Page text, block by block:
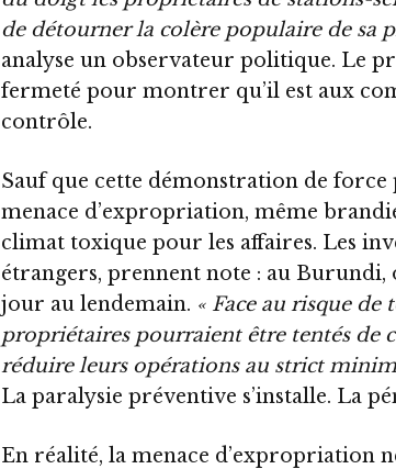
de détourner la colère populaire de sa
analyse un observateur politique. Le
fermeté pour montrer qu’il est aux
contrôle.
Sauf que cette démonstration de force
menace d’expropriation, même
climat toxique pour les affaires. Les
étrangers, prennent note : au Burundi,
jour au lendemain. « Face au risque
propriétaires pourraient être tentés de
réduire leurs opérations au strict
La paralysie préventive s’installe. La
En réalité, la menace d’expropriation